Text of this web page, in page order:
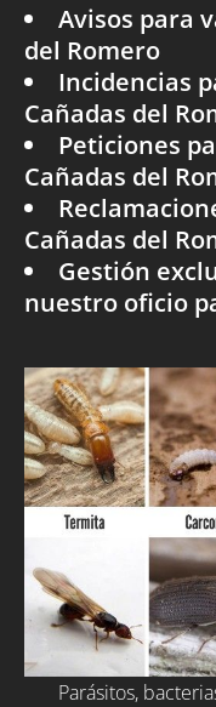
Avisos para
del Romero
Incidencias
Cañadas del
Peticiones
Cañadas del
Cañadas del
Gestión
nuestro oficio
Parásitos,